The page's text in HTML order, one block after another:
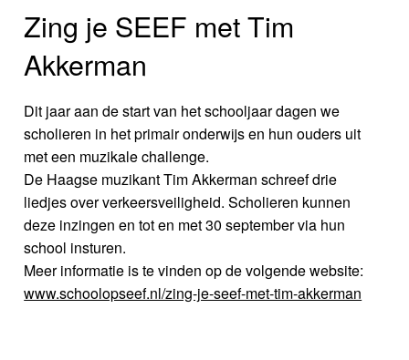
Zing je SEEF met Tim
Akkerman
Dit jaar aan de start van het schooljaar dagen we
scholieren in het primair onderwijs en hun ouders uit
met een muzikale challenge.
De Haagse muzikant Tim Akkerman schreef drie
liedjes over verkeersveiligheid. Scholieren kunnen
deze inzingen en tot en met 30 september via hun
school insturen.
Meer informatie is te vinden op de volgende website:
www.schoolopseef.nl/zing-je-seef-met-tim-akkerman